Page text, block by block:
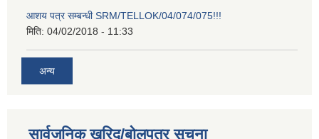
आशय पत्र सम्बन्धी SRM/TELLOK/04/074/075!!!
मिति: 04/02/2018 - 11:33
अन्य
सार्वजनिक खरिद/बोलपत्र सूचना